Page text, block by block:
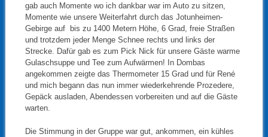
gab auch Momente wo ich dankbar war im Auto zu sitzen,
Momente wie unsere Weiterfahrt durch das Jotunheimen-
Gebirge auf bis zu 1400 Metern Höhe, 6 Grad, freie Straßen
und trotzdem jeder Menge Schnee rechts und links der
Strecke. Dafür gab es zum Pick Nick für unsere Gäste warme
Gulaschsuppe und Tee zum Aufwärmen! In Dombas
angekommen zeigte das Thermometer 15 Grad und für René
und mich begann das nun immer wiederkehrende Prozedere,
Gepäck ausladen, Abendessen vorbereiten und auf die Gäste
warten.
Die Stimmung in der Gruppe war gut, ankommen, ein kühles